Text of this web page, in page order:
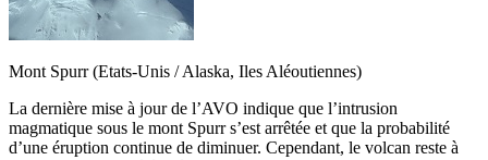
Mont Spurr (Etats-Unis / Alaska, Iles Aléoutiennes)
La dernière mise à jour de l’AVO indique que l’intrusion
magmatique sous le mont Spurr s’est arrêtée et que la probabilité
d’une éruption continue de diminuer. Cependant, le volcan reste à